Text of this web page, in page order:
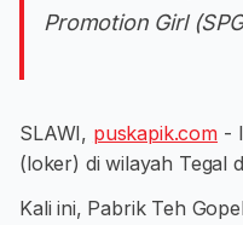
Promotion Girl
SLAWI, puskapik.com-
(loker) di wilayah Tegal
Kali ini, Pabrik Teh